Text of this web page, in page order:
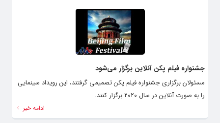
جشنواره فیلم پکن آنلاین برگزار می‌شود
مسئولان برگزاری جشنواره فیلم پکن تصمیمی گرفتند، این رویداد سینمایی
را به صورت آنلاین در سال ۲۰۲۰ برگزار کنند.
ادامه خبر